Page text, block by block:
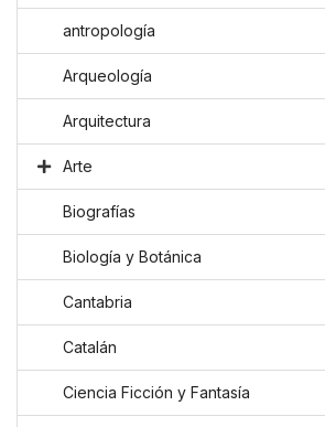
antropología
Arqueología
Arquitectura
Arte
Biografías
Biología y Botánica
Cantabria
Catalán
Ciencia Ficción y Fantasía